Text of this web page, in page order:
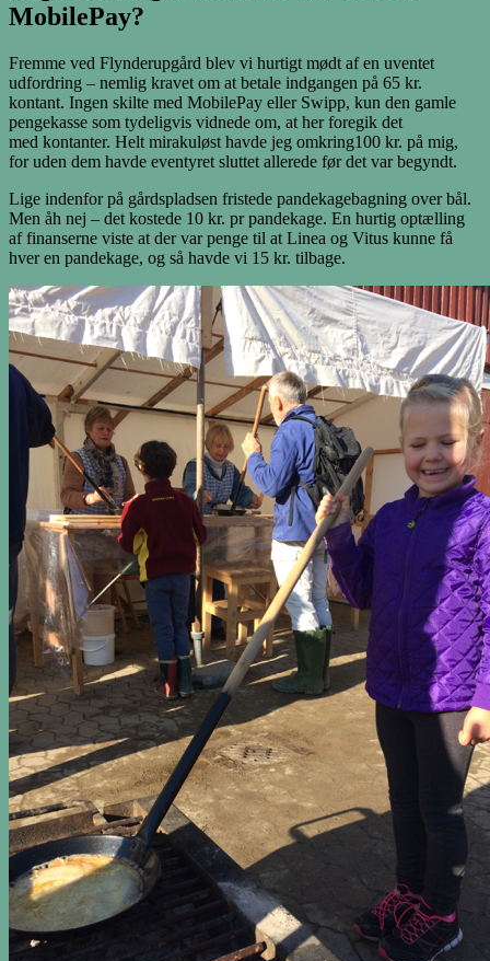
MobilePay?
Fremme ved Flynderupgård blev vi hurtigt mødt af en uventet
udfordring – nemlig kravet om at betale indgangen på 65 kr.
kontant. Ingen skilte med MobilePay eller Swipp, kun den gamle
pengekasse som tydeligvis vidnede om, at her foregik det
med kontanter. Helt mirakuløst havde jeg omkring100 kr. på mig,
for uden dem havde eventyret sluttet allerede før det var begyndt.
Lige indenfor på gårdspladsen fristede pandekagebagning over bål.
Men åh nej – det kostede 10 kr. pr pandekage. En hurtig optælling
af finanserne viste at der var penge til at Linea og Vitus kunne få
hver en pandekage, og så havde vi 15 kr. tilbage.